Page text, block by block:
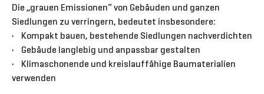
Die „grauen Emissionen“ von Gebäuden und ganzen
Siedlungen zu verringern, bedeutet insbesondere:
• Kompakt bauen, bestehende Siedlungen nachverdichten
• Gebäude langlebig und anpassbar gestalten
• Klimaschonende und kreislauffähige Baumaterialien
verwenden